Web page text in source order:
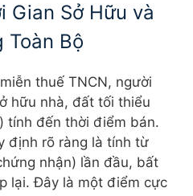
Gian Sở Hữu và
Toàn Bộ
thuế TNCN, người
hữu nhà, đất tối thiểu
tính đến thời điểm bán.
định rõ ràng là tính từ
nhận) lần đầu, bất
lại. Đây là một điểm cực